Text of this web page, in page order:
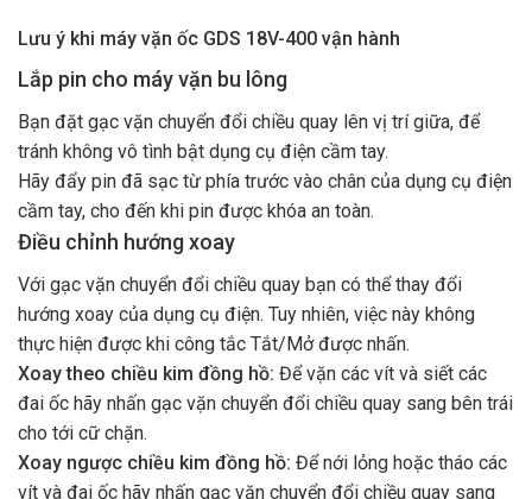
Lưu ý khi máy vặn ốc GDS 18V-400 vận hành
Lắp pin cho máy vặn bu lông
Bạn đặt gạc vặn chuyển đổi chiều quay lên vị trí giữa, để
tránh không vô tình bật dụng cụ điện cầm tay.
Hãy đẩy pin đã sạc từ phía trước vào chân của dụng cụ điện
cầm tay, cho đến khi pin được khóa an toàn.
Điều chỉnh hướng xoay
Với gạc vặn chuyển đổi chiều quay bạn có thể thay đổi
hướng xoay của dụng cụ điện. Tuy nhiên, việc này không
thực hiện được khi công tắc Tắt/Mở được nhấn.
Xoay theo chiều kim đồng hồ: Để vặn các vít và siết các
đai ốc hãy nhấn gạc vặn chuyển đổi chiều quay sang bên trái
cho tới cữ chặn.
Xoay ngược chiều kim đồng hồ: Để nới lỏng hoặc tháo các
vít và đai ốc hãy nhấn gạc vặn chuyển đổi chiều quay sang